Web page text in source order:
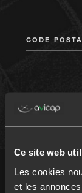
Ce site web
Les cookies
et les
CODE
VOTRE
MONTANT